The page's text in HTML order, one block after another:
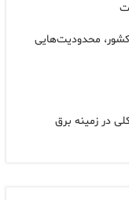
محدودیت‌هایی
در زمینه برق